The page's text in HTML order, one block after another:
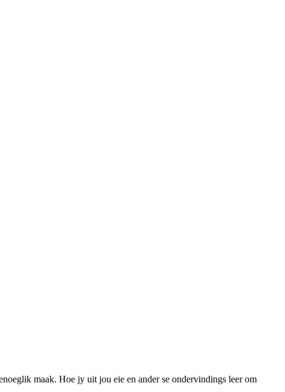
maak. Hoe jy uit jou eie en ander se ondervindings leer om